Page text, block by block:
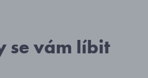
se vám líbit